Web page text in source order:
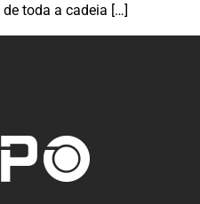
toda a cadeia […]